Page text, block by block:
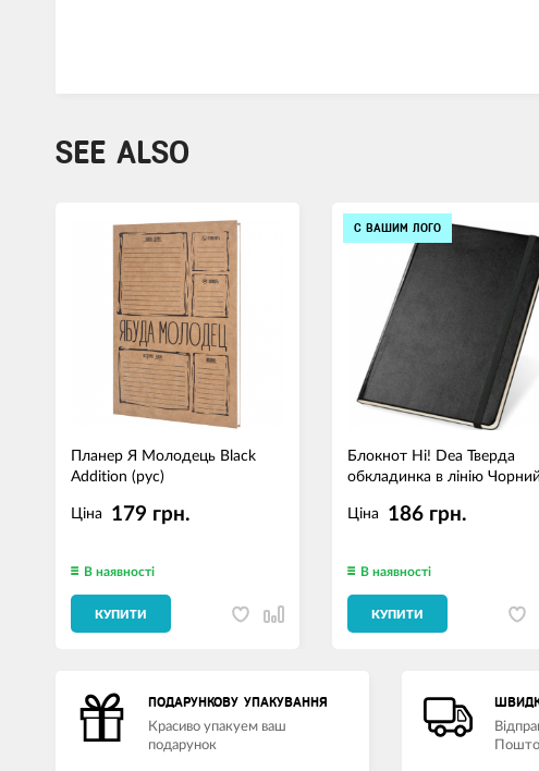
SEE ALSO
Планер Я Молодець Black
Addition (рус)
Ціна 179 грн.
В наявності
КУПИТИ
С ВАШИМ ЛОГО
Блокнот Hi! Dea Тверда
обкладинка в лінію Чорний
Ціна 186 грн.
В наявності
КУПИТИ
ПОДАРУНКОВУ УПАКУВАННЯ
Красиво упакуем ваш
подарунок